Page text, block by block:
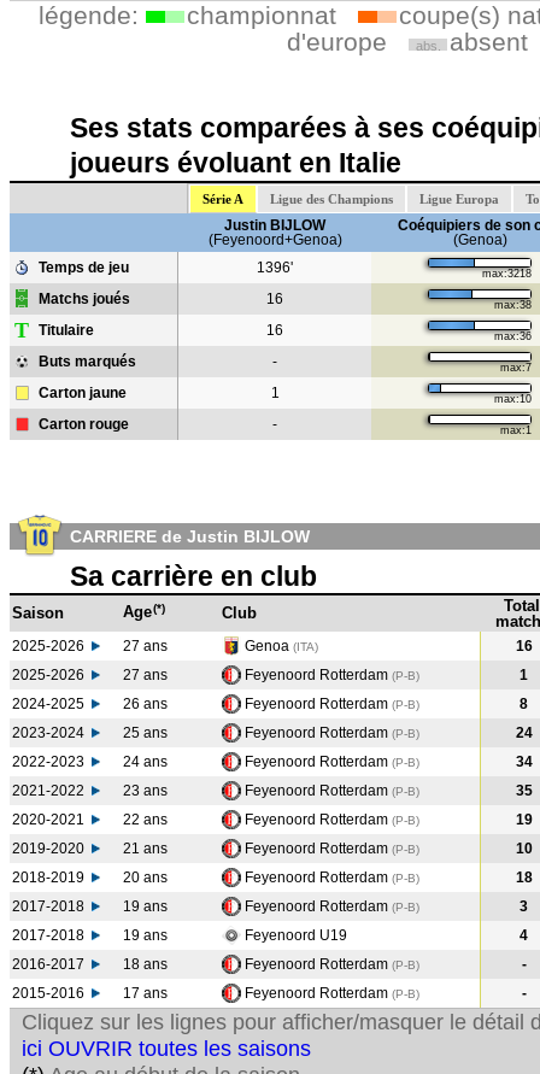
légende: championnat
coupe(s)
d'europe
abs. absent
Ses stats comparées à ses
joueurs évoluant en Italie
Série A Ligue des Champions Ligue Europa
Justin BIJLOW
(Feyenoord+Genoa)
Coéquipiers de son
(Genoa)
Temps de jeu
1396' max:3218
Matchs joués 16 max:38
T Titulaire 16 max:36
Buts marqués - max:7
Carton jaune 1 max:10
Carton rouge - max:1
CARRIERE de Justin BIJLOW
Sa carrière en club
Saison Age(*) Club
Total
2025-2026 27 ans Genoa (ITA)
16
2025-2026
27 ans Feyenoord Rotterdam (P-B)
1
2024-2025
26 ans Feyenoord Rotterdam (P-B)
8
2023-2024
25 ans Feyenoord Rotterdam (P-B)
24
2022-2023
24 ans Feyenoord Rotterdam (P-B)
34
2021-2022
23 ans Feyenoord Rotterdam (P-B)
35
2020-2021
22 ans Feyenoord Rotterdam (P-B)
19
2019-2020
21 ans Feyenoord Rotterdam (P-B)
10
2018-2019
20 ans Feyenoord Rotterdam (P-B)
18
2017-2018
19 ans Feyenoord Rotterdam (P-B)
3
2017-2018
19 ans Feyenoord U19
4
2016-2017
18 ans Feyenoord Rotterdam (P-B)
-
2015-2016
17 ans Feyenoord Rotterdam (P-B) -
Cliquez sur les lignes pour afficher/masquer le détail
ici OUVRIR toutes les saisons